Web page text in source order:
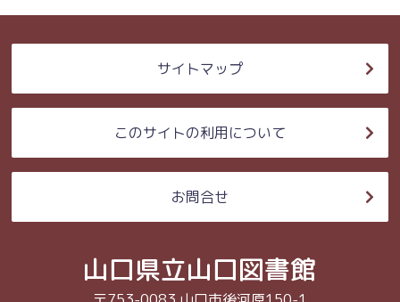
サイトマップ
このサイトの利用について
お問合せ
山口県立山口図書館